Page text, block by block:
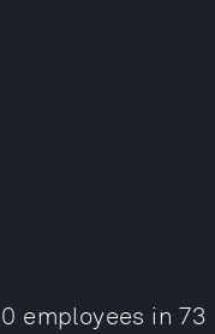
employees in 73